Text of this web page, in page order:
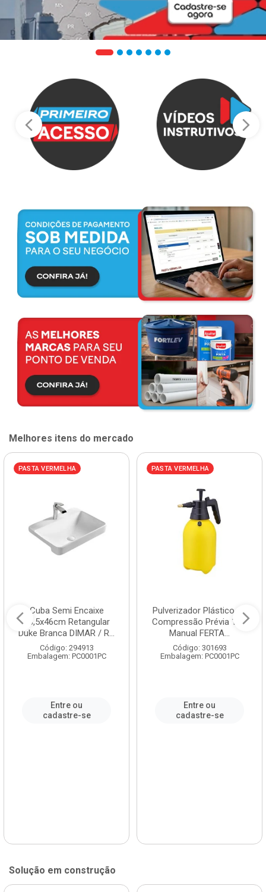
Melhores itens do mercado
PASTA VERMELHA
Cuba Semi Encaixe
58,5x46cm Retangular
Duke Branca DIMAR / R...
Código: 294913
Embalagem: PC0001PC
Entre ou
cadastre-se
PASTA VERMELHA
Pulverizador Plástico de
Compressão Prévia 1,5L
Manual FERTA...
Código: 301693
Embalagem: PC0001PC
Entre ou
cadastre-se
Solução em construção